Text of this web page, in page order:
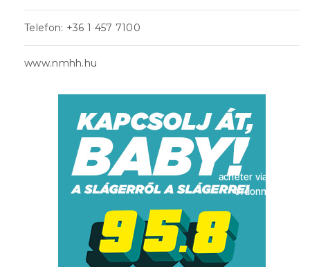
Telefon: +36 1 457 7100
www.nmhh.hu
acheter viagra sans
ordonnance